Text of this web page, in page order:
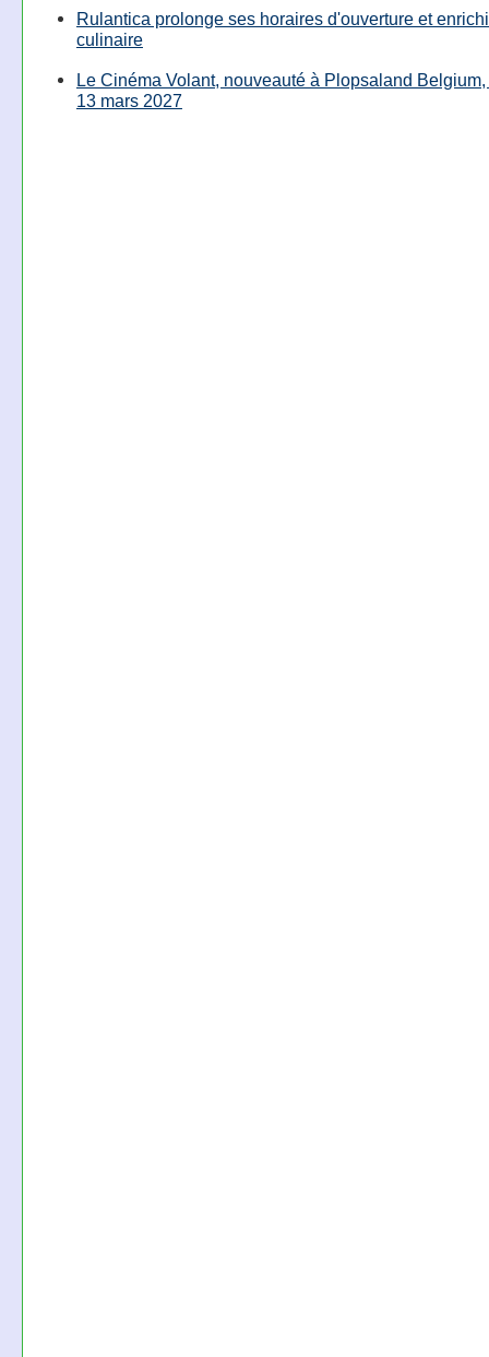
Rulantica prolonge ses horaires d'ouverture et
culinaire
Le Cinéma Volant, nouveauté à Plopsaland
13 mars 2027